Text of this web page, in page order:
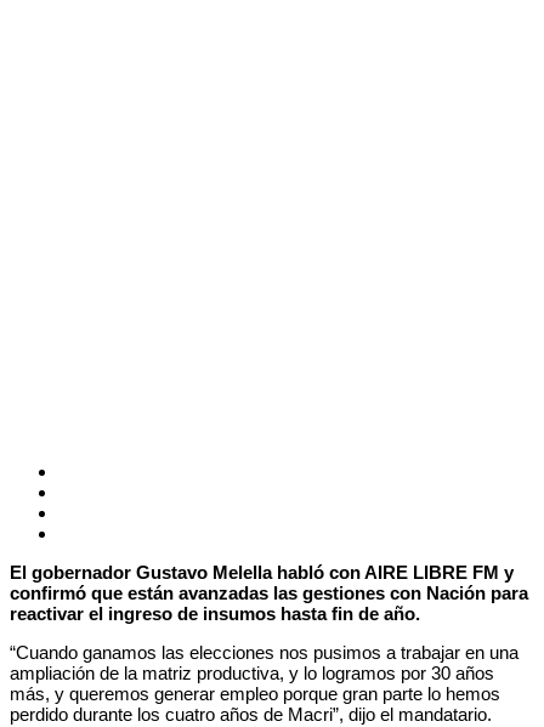
El gobernador Gustavo Melella habló con AIRE LIBRE FM y
confirmó que están avanzadas las gestiones con Nación para
reactivar el ingreso de insumos hasta fin de año.
“Cuando ganamos las elecciones nos pusimos a trabajar en una
ampliación de la matriz productiva, y lo logramos por 30 años
más, y queremos generar empleo porque gran parte lo hemos
perdido durante los cuatro años de Macri”, dijo el mandatario.